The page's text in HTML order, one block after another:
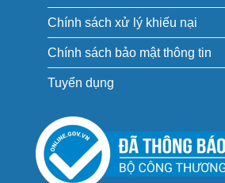
Chính sách xử lý khiếu nại
Chính sách bảo mật thông tin
Tuyển dụng